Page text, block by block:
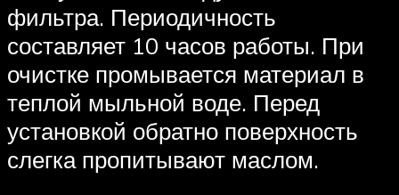
фильтра. Периодичность
составляет 10 часов работы. При
очистке промывается материал в
теплой мыльной воде. Перед
установкой обратно поверхность
слегка пропитывают маслом.